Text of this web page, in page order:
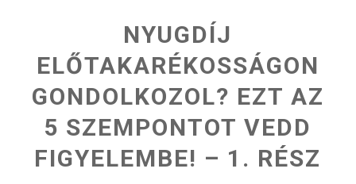
NYUGDÍJ
ELŐTAKARÉKOSSÁGON
GONDOLKOZOL? EZT AZ
5 SZEMPONTOT VEDD
FIGYELEMBE! – 1. RÉSZ